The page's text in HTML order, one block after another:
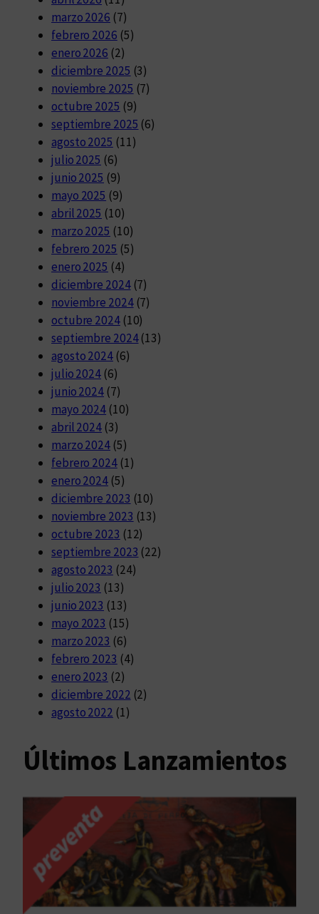
marzo 2026 (7)
febrero 2026 (5)
enero 2026 (2)
diciembre 2025 (3)
noviembre 2025 (7)
octubre 2025 (9)
septiembre 2025 (6)
agosto 2025 (11)
julio 2025 (6)
junio 2025 (9)
mayo 2025 (9)
abril 2025 (10)
marzo 2025 (10)
febrero 2025 (5)
enero 2025 (4)
diciembre 2024(7)
noviembre 2024(7)
octubre 2024(10)
septiembre 2024(13)
agosto 2024(6)
julio 2024 (6)
junio 2024 (7)
mayo 2024 (10)
abril 2024 (3)
marzo 2024 (5)
febrero 2024(1)
enero 2024 (5)
diciembre 2023 (10)
noviembre 2023 (13)
octubre 2023 (12)
septiembre 2023 (22)
agosto 2023 (24)
julio 2023 (13)
junio 2023 (13)
mayo 2023 (15)
marzo 2023 (6)
febrero 2023 (4)
enero 2023 (2)
diciembre 2022 (2)
agosto 2022 (1)
Últimos Lanzamientos